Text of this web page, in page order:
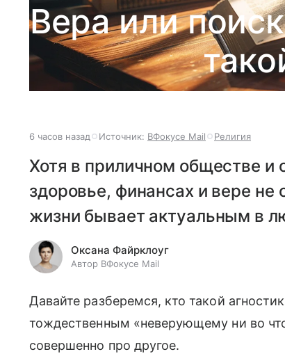
Вера или
6 часов назад Источник: ВФокусе Mail Религия
Хотя в приличном обществе и
здоровье, финансах и вере не
жизни бывает актуальным в
Оксана Файрклоуг
Автор ВФокусе Mail
Давайте разберемся, кто такой
тождественным «неверующему ни во
совершенно про другое.